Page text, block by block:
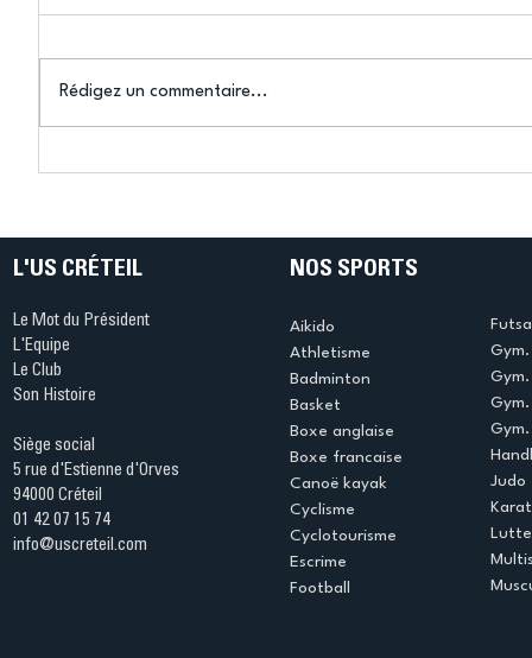
Rédigez un commentaire...
L'US CRÉTEIL
Le Mot du Président
L'Equipe
Le Club
Son Histoire
Siège social
5 rue d'Estienne d'Orves
94000 Créteil
01 42 07 15 74
info@uscreteil.com
NOS SPORTS
Aikido
Athletisme
Badminton
Basket
Boxe anglaise
Boxe francaise
Canoë kayak
Cyclisme
Cyclotourisme
Escrime
Football
Judo
Lutte